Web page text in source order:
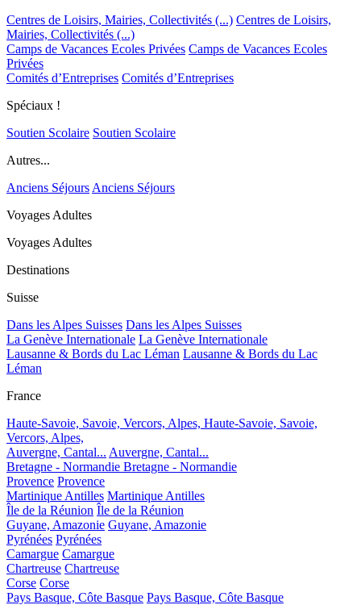
Centres de Loisirs, Mairies, Collectivités (...) Centres de Loisirs,
Mairies, Collectivités (...)
Camps de Vacances Ecoles Privées Camps de Vacances Ecoles
Privées
Comités d’Entreprises Comités d’Entreprises
Spéciaux !
Soutien Scolaire Soutien Scolaire
Autres...
Anciens Séjours Anciens Séjours
Voyages Adultes
Voyages Adultes
Destinations
Suisse
Dans les Alpes Suisses Dans les Alpes Suisses
La Genève Internationale La Genève Internationale
Lausanne & Bords du Lac Léman Lausanne & Bords du Lac
Léman
France
Haute-Savoie, Savoie, Vercors, Alpes, Haute-Savoie, Savoie,
Vercors, Alpes,
Auvergne, Cantal... Auvergne, Cantal...
Bretagne - Normandie Bretagne - Normandie
Provence Provence
Martinique Antilles Martinique Antilles
Île de la Réunion Île de la Réunion
Guyane, Amazonie Guyane, Amazonie
Pyrénées Pyrénées
Camargue Camargue
Chartreuse Chartreuse
Corse Corse
Pays Basque, Côte Basque Pays Basque, Côte Basque